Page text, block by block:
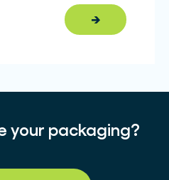
→
your packaging?